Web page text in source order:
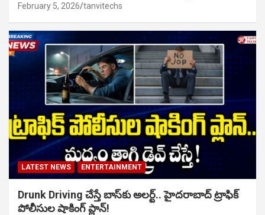
February 5, 2026 tanvitechs
LATEST NEWS ENTERTAINMENT
Drunk Driving చేస్తే బాస్‌కు అలర్ట్.. హైదరాబాద్ ట్రాఫిక్
పోలీసుల షాకింగ్ ప్లాన్!